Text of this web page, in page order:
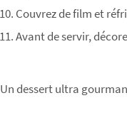
Couvrez de film et
Avant de servir,
Un dessert ultra